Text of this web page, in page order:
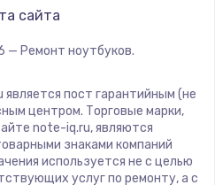
ZTE
Hiper
Evga
сайта
— Ремонт ноутбуков.
пост гарантийным (не
центром. Торговые марки,
note-iq.ru, являются
знаками компаний
используется не с целью
услуг по ремонту, а с